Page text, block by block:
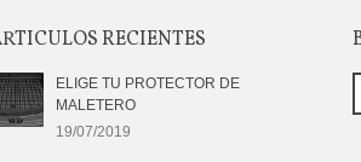
RECIENTES
ELIGE TU PROTECTOR DE
MALETERO
19/07/2019